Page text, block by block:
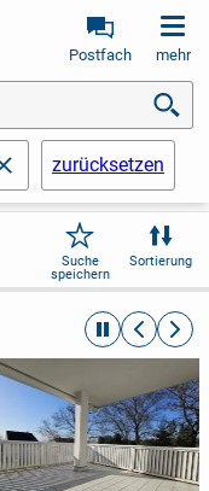
Postfach mehr
schließenzurücksetzen
Suche
speichern
Sortierung
automatische